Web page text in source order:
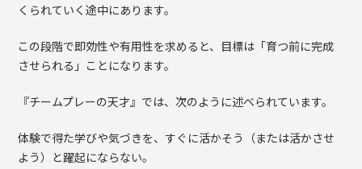
くられていく途中にあります。
この段階で即効性や有用性を求めると、目標は「育つ前に完成
させられる」ことになります。
『チームプレーの天才』では、次のように述べられています。
体験で得た学びや気づきを、すぐに活かそう（または活かさせ
よう）と躍起にならない。